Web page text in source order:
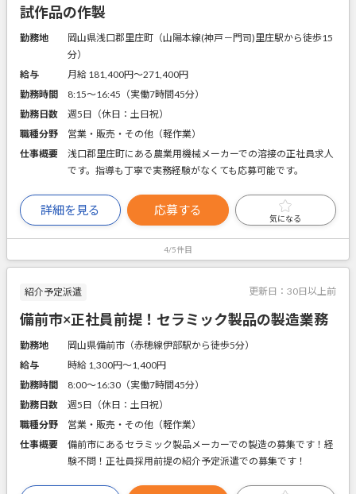
試作品の作製
勤務地
岡山県浅口郡里庄町（山陽本線(神戸－門司)里庄駅から徒歩15
分）
給与
月給 181,400円〜271,400円
勤務時間
8:15～16:45（実働7時間45分）
勤務日数
週5日（休日：土日祝）
職種分野
営業・販売・その他（軽作業）
仕事概要
浅口郡里庄町にある農業用機械メーカーでの溶接の正社員求人
です。指導も丁寧で実務経験がなくても応募可能です。
詳細を見る 応募する
気になる
4/5件目
紹介予定派遣 更新日： 30日以上前
備前市×正社員前提！セラミック製品の製造業務
勤務地
岡山県備前市（赤穂線伊部駅から徒歩5分）
給与
時給 1,300円〜1,400円
勤務時間
8:00～16:30（実働7時間45分）
勤務日数
週5日（休日：土日祝）
職種分野
営業・販売・その他（軽作業）
仕事概要
備前市にあるセラミック製品メーカーでの製造の募集です！経
験不問！正社員採用前提の紹介予定派遣での募集です！